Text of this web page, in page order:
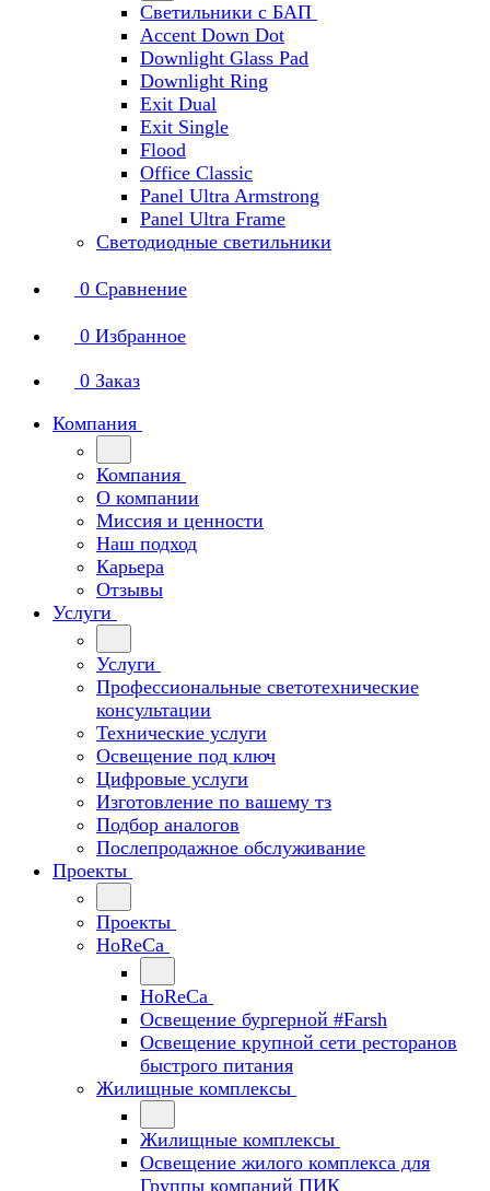
Светильники с БАП
Accent Down Dot
Downlight Glass Pad
Downlight Ring
Exit Dual
Exit Single
Flood
Office Classic
Panel Ultra Armstrong
Panel Ultra Frame
Светодиодные светильники
0 Сравнение
0 Избранное
0 Заказ
Компания
Компания
О компании
Миссия и ценности
Наш подход
Карьера
Отзывы
Услуги
Услуги
Профессиональные светотехнические
консультации
Технические услуги
Освещение под ключ
Цифровые услуги
Изготовление по вашему тз
Подбор аналогов
Послепродажное обслуживание
Проекты
Проекты
HoReCa
HoReCa
Освещение бургерной #Farsh
Освещение крупной сети ресторанов
быстрого питания
Жилищные комплексы
Жилищные комплексы
Освещение жилого комплекса для
Группы компаний ПИК